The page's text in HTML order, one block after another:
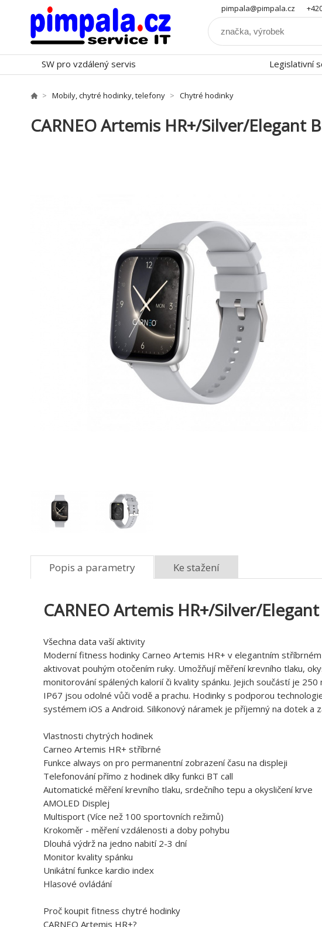
pimpala@pimpala.cz
SW pro vzdálený servis Legislativní
Mobily, chytré hodinky, telefony Chytré hodinky
CARNEO Artemis HR+/Silver/Elegant
Popis a parametry Ke stažení
CARNEO Artemis HR+/Silver/
Všechna data vaší aktivity
Moderní fitness hodinky Carneo Artemis HR+ v elegantním
aktivovat pouhým otočením ruky. Umožňují měření krevního tlaku,
monitorování spálených kalorií či kvality spánku. Jejich součástí je
IP67 jsou odolné vůči vodě a prachu. Hodinky s podporou
systémem iOS a Android. Silikonový náramek je příjemný na dotek a
Vlastnosti chytrých hodinek
Carneo Artemis HR+ stříbrné
Funkce always on pro permanentní zobrazení času na displeji
Telefonování přímo z hodinek díky funkci BT call
Automatické měření krevního tlaku, srdečního tepu a okysličení krve
AMOLED Displej
Multisport (Více než 100 sportovních režimů)
Krokoměr - měření vzdálenosti a doby pohybu
Dlouhá výdrž na jedno nabití 2-3 dní
Monitor kvality spánku
Unikátní funkce kardio index
Hlasové ovládání
Proč koupit fitness chytré hodinky
CARNEO Artemis HR+?